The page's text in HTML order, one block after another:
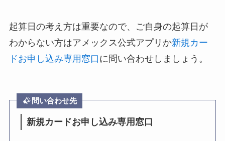
起算日の考え方は重要なので、ご自身の起算日が
わからない方はアメックス公式アプリか新規カー
ドお申し込み専用窓口 に問い合わせしましょう。
問い合わせ先
新規カードお申し込み専用窓口